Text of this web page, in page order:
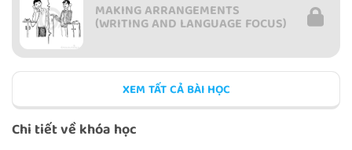
MAKING ARRANGEMENTS
(WRITING AND LANGUAGE FOCUS)
AT HOME (LISTENING AND
XEM TẤT CẢ BÀI HỌC
Chi tiết về khóa học